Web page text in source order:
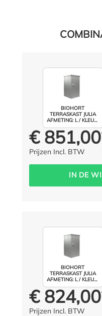
BIOHORT
TERRASKAST JULIA
AFMETING: L / KLEUR:
ZILVER METALLIC
Prijs voor iedereen:
€
Prijzen Incl. BTW
IN DE
BIOHORT
TERRASKAST JULIA
AFMETING: L / KLEUR:
ZILVER METALLIC
Prijs voor iedereen:
€
Prijzen Incl. BTW